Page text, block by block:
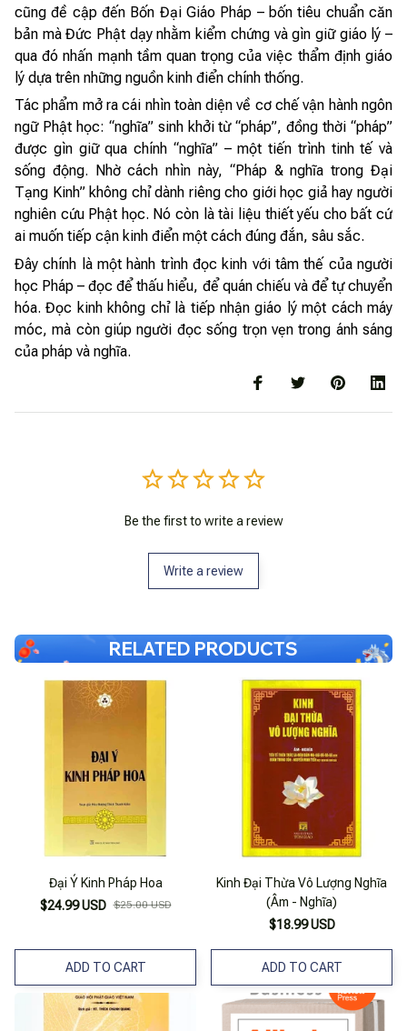
cũng đề cập đến Bốn Đại Giáo Pháp – bốn tiêu chuẩn căn
bản mà Đức Phật dạy nhằm kiểm chứng và gìn giữ giáo lý –
qua đó nhấn mạnh tầm quan trọng của việc thẩm định giáo
lý dựa trên những nguồn kinh điển chính thống.
Tác phẩm mở ra cái nhìn toàn diện về cơ chế vận hành ngôn
ngữ Phật học: “nghĩa” sinh khởi từ “pháp”, đồng thời “pháp”
được gìn giữ qua chính “nghĩa” – một tiến trình tinh tế và
sống động. Nhờ cách nhìn này, “Pháp & nghĩa trong Đại
Tạng Kinh” không chỉ dành riêng cho giới học giả hay người
nghiên cứu Phật học. Nó còn là tài liệu thiết yếu cho bất cứ
ai muốn tiếp cận kinh điển một cách đúng đắn, sâu sắc.
Đây chính là một hành trình đọc kinh với tâm thế của người
học Pháp – đọc để thấu hiểu, để quán chiếu và để tự chuyển
hóa. Đọc kinh không chỉ là tiếp nhận giáo lý một cách máy
móc, mà còn giúp người đọc sống trọn vẹn trong ánh sáng
của pháp và nghĩa.
Be the first to write a review
Write a review
RELATED PRODUCTS
Đại Ý Kinh Pháp Hoa
$24.99 USD $25.00 USD
ADD TO CART
Kinh Đại Thừa Vô Lượng Nghĩa
(Âm - Nghĩa)
$18.99 USD
ADD TO CART